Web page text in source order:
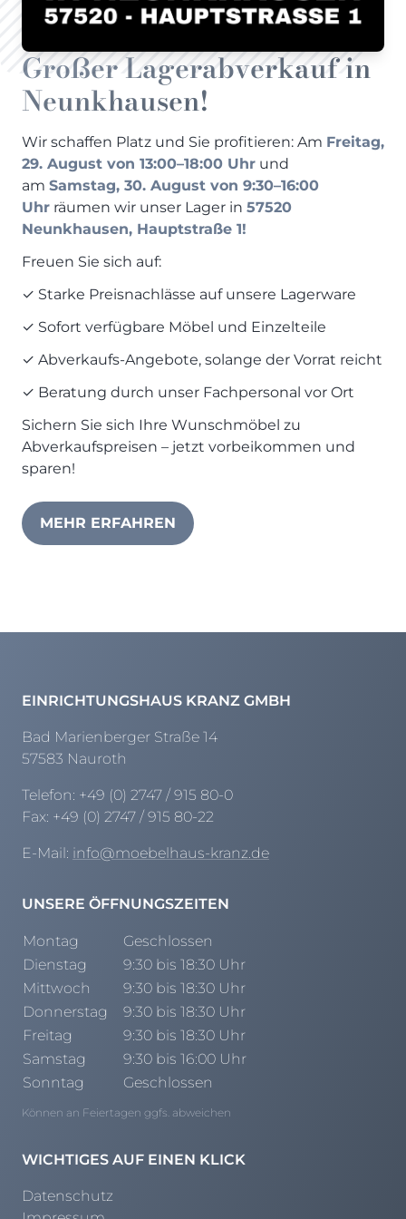
Einzelbetten & Futonbetten
Folie & Lack
ALLES ANZEIGEN
Einzelmöbel & Schuhschränke
Dielenprogramme
Couchtische
Spiegel
ALLES ANZEIGEN
PROSPEKTE & KATALOGE
Henders & Hazel Katalog
Henders & Hazel Prospekt
XOOON Lookbook
XOOON Prospekt
SALE
Prisma Journal
Möbelverkäufer (m/w/d)
Marketing-Manager (m/w/d)
Küchenfachberater (m/w/d)
Schreiner/Monteur (m/w/d)
KONTAKT & FORMULARE
Kontakt
Beratungstermin vereinbaren
Auftragsstatus anfordern
Großer Lagerabverkauf in
Neunkhausen!
Wir schaffen Platz und Sie profitieren: Am Freitag,
29. August von 13:00–18:00 Uhr und
am Samstag, 30. August von 9:30–16:00
Uhr räumen wir unser Lager in 57520
Neunkhausen, Hauptstraße 1!
Freuen Sie sich auf:
✓ Starke Preisnachlässe auf unsere Lagerware
✓ Sofort verfügbare Möbel und Einzelteile
✓ Abverkaufs-Angebote, solange der Vorrat reicht
✓ Beratung durch unser Fachpersonal vor Ort
Sichern Sie sich Ihre Wunschmöbel zu
Abverkaufspreisen – jetzt vorbeikommen und
sparen!
MEHR ERFAHREN
EINRICHTUNGSHAUS KRANZ GMBH
Bad Marienberger Straße 14
57583 Nauroth
Telefon: +49 (0) 2747 / 915 80-0
Fax: +49 (0) 2747 / 915 80-22
E-Mail: info@moebelhaus-kranz.de
UNSERE ÖFFNUNGSZEITEN
Montag
Geschlossen
Dienstag
9:30 bis 18:30 Uhr
Mittwoch
9:30 bis 18:30 Uhr
Donnerstag
9:30 bis 18:30 Uhr
Freitag
9:30 bis 18:30 Uhr
Samstag
9:30 bis 16:00 Uhr
Sonntag
Geschlossen
Können an Feiertagen ggfs. abweichen
WICHTIGES AUF EINEN KLICK
Datenschutz